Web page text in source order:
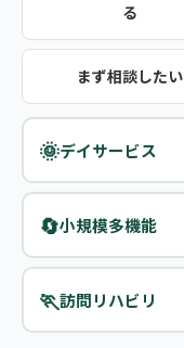
る
まず相談したい
🌞デイサービス
🔄小規模多機能
🏃訪問リハビリ